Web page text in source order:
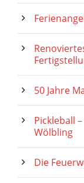
50 Jahre
Pickleball
Wölbling
Die